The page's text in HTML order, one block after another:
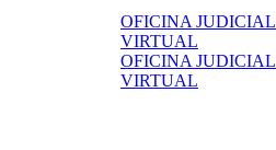
OFICINA JUDICIAL
VIRTUAL
OFICINA JUDICIAL
VIRTUAL